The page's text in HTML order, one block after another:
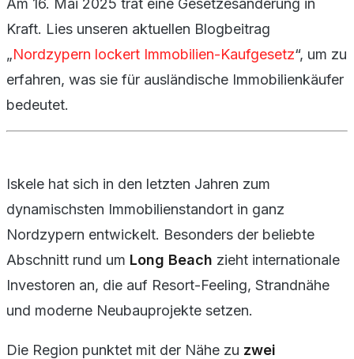
Am 16. Mai 2025 trat eine Gesetzesänderung in
Kraft. Lies unseren aktuellen Blogbeitrag
„Nordzypern lockert Immobilien-Kaufgesetz“, um zu
erfahren, was sie für ausländische Immobilienkäufer
bedeutet.
Iskele hat sich in den letzten Jahren zum
dynamischsten Immobilienstandort in ganz
Nordzypern entwickelt. Besonders der beliebte
Abschnitt rund um Long Beach zieht internationale
Investoren an, die auf Resort-Feeling, Strandnähe
und moderne Neubauprojekte setzen.
Die Region punktet mit der Nähe zu zwei